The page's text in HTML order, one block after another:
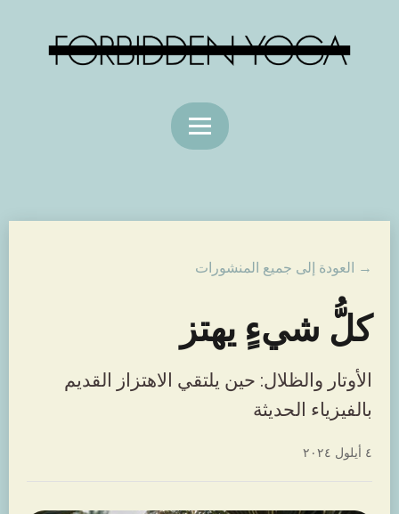
→ العودة إلى جميع المنشورات
كلُّ شيءٍ يهتز
الأوتار والظلال: حين يلتقي الاهتزاز القديم
بالفيزياء الحديثة
٤ أيلول ٢٠٢٤